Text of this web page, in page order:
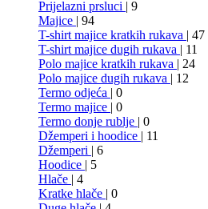
Prijelazni prsluci | 9
Majice | 94
T-shirt majice kratkih rukava | 47
T-shirt majice dugih rukava | 11
Polo majice kratkih rukava | 24
Polo majice dugih rukava | 12
Termo odjeća | 0
Termo majice | 0
Termo donje rublje | 0
Džemperi i hoodice | 11
Džemperi | 6
Hoodice | 5
Hlače | 4
Kratke hlače | 0